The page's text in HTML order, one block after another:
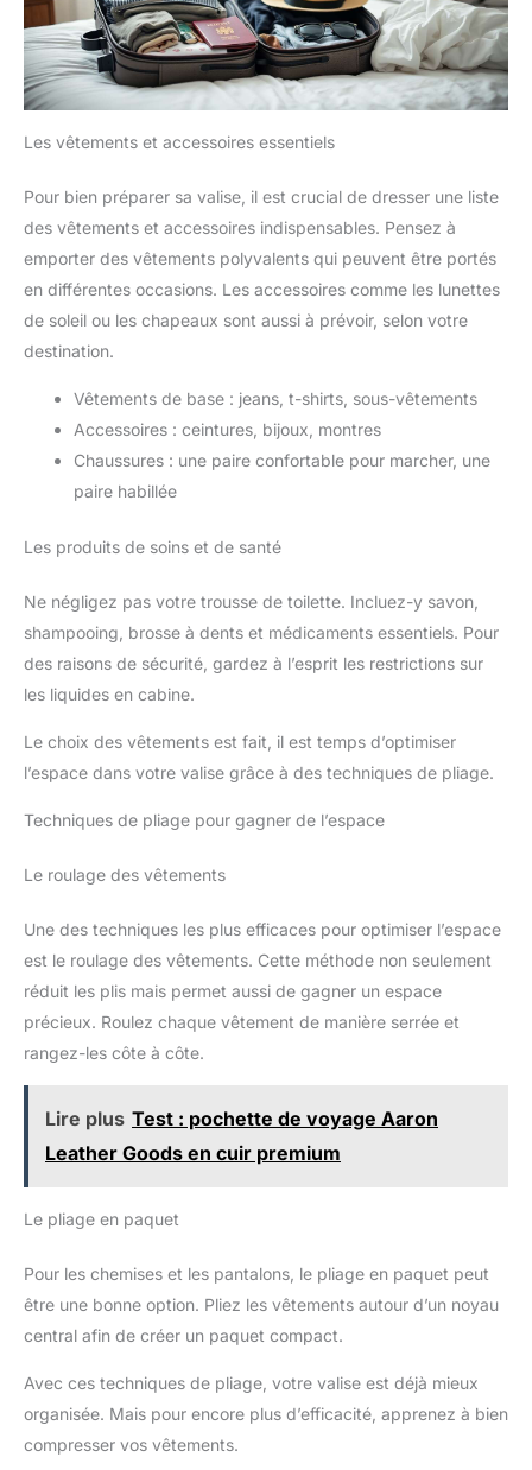
Les vêtements et accessoires essentiels
Pour bien préparer sa valise, il est crucial de dresser une liste
des vêtements et accessoires indispensables. Pensez à
emporter des vêtements polyvalents qui peuvent être portés
en différentes occasions. Les accessoires comme les lunettes
de soleil ou les chapeaux sont aussi à prévoir, selon votre
destination.
Vêtements de base : jeans, t-shirts, sous-vêtements
Accessoires : ceintures, bijoux, montres
Chaussures : une paire confortable pour marcher, une
paire habillée
Les produits de soins et de santé
Ne négligez pas votre trousse de toilette. Incluez-y savon,
shampooing, brosse à dents et médicaments essentiels. Pour
des raisons de sécurité, gardez à l’esprit les restrictions sur
les liquides en cabine.
Le choix des vêtements est fait, il est temps d’optimiser
l’espace dans votre valise grâce à des techniques de pliage.
Techniques de pliage pour gagner de l’espace
Le roulage des vêtements
Une des techniques les plus efficaces pour optimiser l’espace
est le roulage des vêtements. Cette méthode non seulement
réduit les plis mais permet aussi de gagner un espace
précieux. Roulez chaque vêtement de manière serrée et
rangez-les côte à côte.
Lire plus Test : pochette de voyage Aaron
Leather Goods en cuir premium
Le pliage en paquet
Pour les chemises et les pantalons, le pliage en paquet peut
être une bonne option. Pliez les vêtements autour d’un noyau
central afin de créer un paquet compact.
Avec ces techniques de pliage, votre valise est déjà mieux
organisée. Mais pour encore plus d’efficacité, apprenez à bien
compresser vos vêtements.